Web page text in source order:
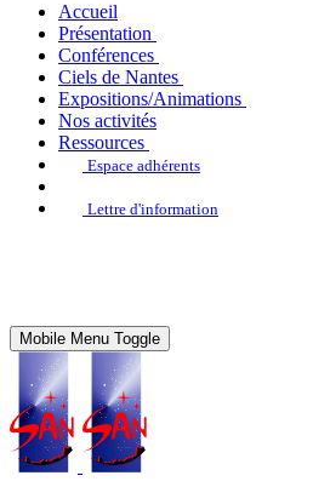
Accueil
Présentation
Conférences
Ciels de Nantes
Expositions/Animations
Nos activités
Ressources
Espace adhérents
Lettre d'information
Mobile Menu Toggle